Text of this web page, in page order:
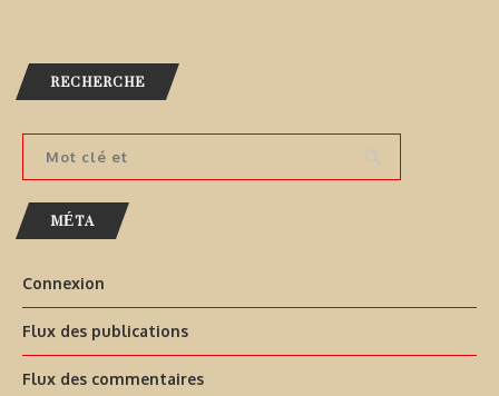
RECHERCHE
MÉTA
Connexion
Flux des publications
Flux des commentaires